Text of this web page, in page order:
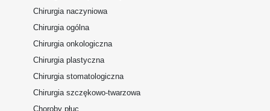
Chirurgia naczyniowa
Chirurgia ogólna
Chirurgia onkologiczna
Chirurgia plastyczna
Chirurgia stomatologiczna
Chirurgia szczękowo-twarzowa
Choroby płuc